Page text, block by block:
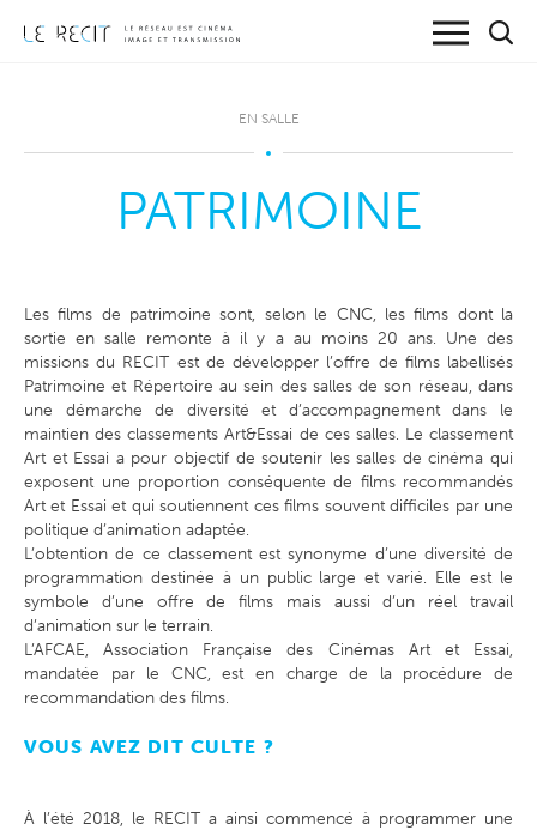
EN SALLE
PATRIMOINE
Les films de patrimoine sont, selon le CNC, les films dont la
sortie en salle remonte à il y a au moins 20 ans. Une des
missions du RECIT est de développer l’offre de films labellisés
Patrimoine et Répertoire au sein des salles de son réseau, dans
une démarche de diversité et d’accompagnement dans le
maintien des classements Art&Essai de ces salles. Le classement
Art et Essai a pour objectif de soutenir les salles de cinéma qui
exposent une proportion conséquente de films recommandés
Art et Essai et qui soutiennent ces films souvent difficiles par une
politique d’animation adaptée.
L’obtention de ce classement est synonyme d’une diversité de
programmation destinée à un public large et varié. Elle est le
symbole d’une offre de films mais aussi d’un réel travail
d’animation sur le terrain.
L’AFCAE, Association Française des Cinémas Art et Essai,
mandatée par le CNC, est en charge de la procédure de
recommandation des films.
VOUS AVEZ DIT CULTE ?
À l’été 2018, le RECIT a ainsi commencé à programmer une